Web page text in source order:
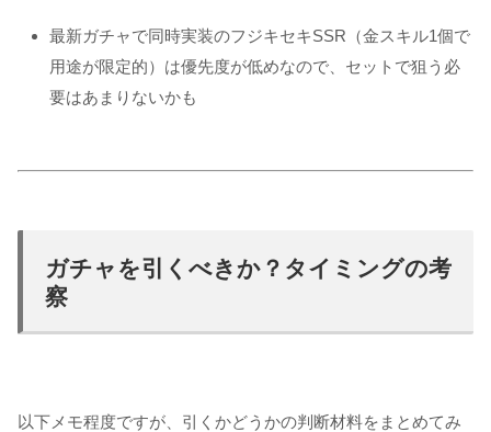
最新ガチャで同時実装のフジキセキSSR（金スキル1個で
用途が限定的）は優先度が低めなので、セットで狙う必
要はあまりないかも
ガチャを引くべきか？タイミングの考
察
以下メモ程度ですが、引くかどうかの判断材料をまとめてみ